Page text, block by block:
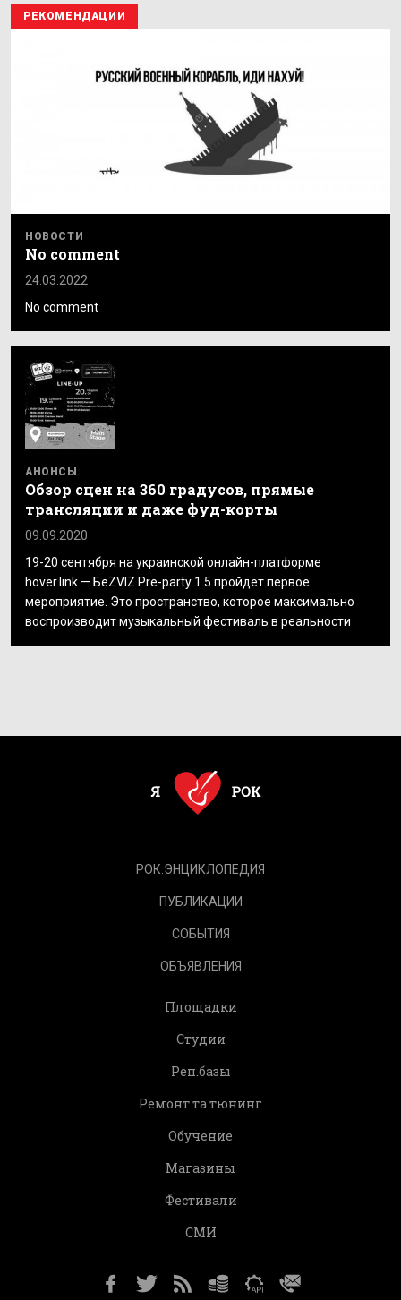
РЕКОМЕНДАЦИИ
НОВОСТИ
No comment
24.03.2022
No comment
АНОНСЫ
Обзор сцен на 360 градусов, прямые
трансляции и даже фуд-корты
09.09.2020
19-20 сентября на украинской онлайн-платформе
hover.link — БеZVIZ Pre-party 1.5 пройдет первое
мероприятие. Это пространство, которое максимально
воспроизводит музыкальный фестиваль в реальности
РОК.ЭНЦИКЛОПЕДИЯ
ПУБЛИКАЦИИ
СОБЫТИЯ
ОБЪЯВЛЕНИЯ
Площадки
Студии
Реп.базы
Ремонт та тюнинг
Обучение
Магазины
Фестивали
СМИ